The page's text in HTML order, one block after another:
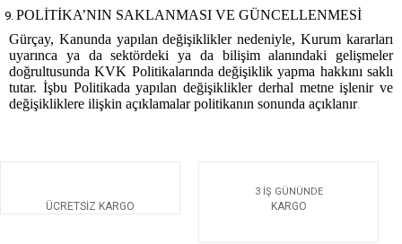
POLİTİKA’NIN SAKLANMASI VE GÜNCELLENMESİ
Gürçay, Kanunda yapılan değişiklikler nedeniyle, Kurum kararları
uyarınca ya da sektördeki ya da bilişim alanındaki gelişmeler
doğrultusunda KVK Politikalarında değişiklik yapma hakkını saklı
tutar. İşbu Politikada yapılan değişiklikler derhal metne işlenir ve
değişikliklere ilişkin açıklamalar politikanın sonunda açıklanır.
ÜCRETSİZ KARGO
3 İŞ GÜNÜNDE
KARGO